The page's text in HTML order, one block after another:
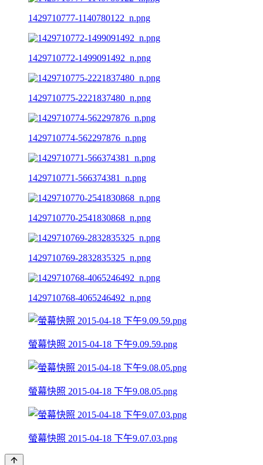
1429710777-1140780122_n.png
1429710772-1499091492_n.png
1429710775-2221837480_n.png
1429710774-562297876_n.png
1429710771-566374381_n.png
1429710770-2541830868_n.png
1429710769-2832835325_n.png
1429710768-4065246492_n.png
螢幕快照 2015-04-18 下午9.09.59.png
螢幕快照 2015-04-18 下午9.08.05.png
螢幕快照 2015-04-18 下午9.07.03.png